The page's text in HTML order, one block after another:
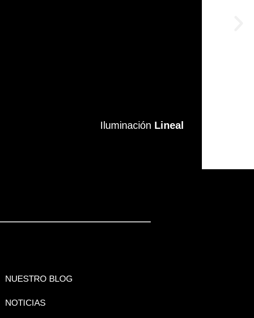
Iluminación Lineal
Iluminación Lineal
NUESTRO BLOG
NOTICIAS